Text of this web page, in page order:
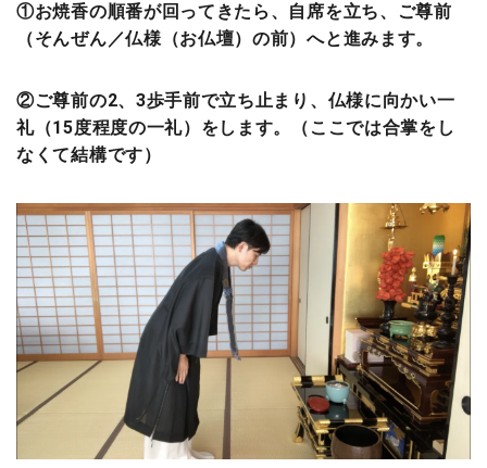
①お焼香の順番が回ってきたら、自席を立ち、ご尊前
（そんぜん／仏様（お仏壇）の前）へと進みます。
②ご尊前の2、3歩手前で立ち止まり、仏様に向かい一
礼（15度程度の一礼）をします。（ここでは合掌をし
なくて結構です）